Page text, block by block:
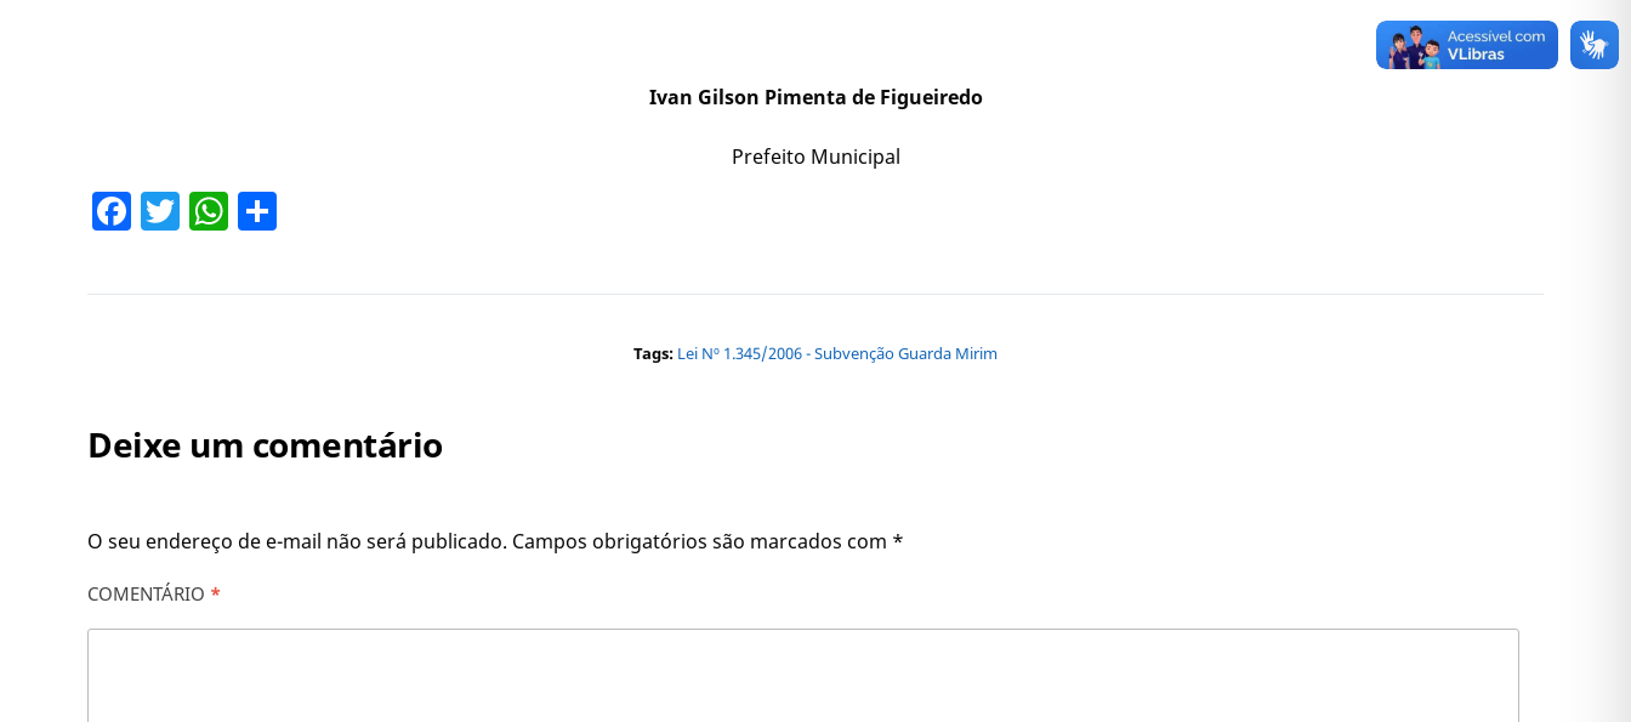
Ivan Gilson Pimenta de Figueiredo
Prefeito Municipal
Facebook
TwitterWhatsApp
Tags: Lei Nº 1.345/2006 - Subvenção Guarda Mirim
Deixe um comentário
O seu endereço de e-mail não será publicado. Campos obrigatórios são marcados com *
COMENTÁRIO *